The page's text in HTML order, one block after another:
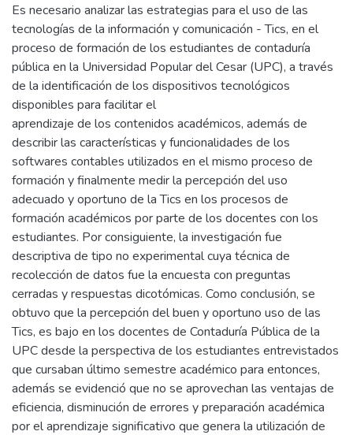
Es necesario analizar las estrategias para el uso de las
tecnologías de la información y comunicación - Tics, en el
proceso de formación de los estudiantes de contaduría
pública en la Universidad Popular del Cesar (UPC), a través
de la identificación de los dispositivos tecnológicos
disponibles para facilitar el
aprendizaje de los contenidos académicos, además de
describir las características y funcionalidades de los
softwares contables utilizados en el mismo proceso de
formación y finalmente medir la percepción del uso
adecuado y oportuno de la Tics en los procesos de
formación académicos por parte de los docentes con los
estudiantes. Por consiguiente, la investigación fue
descriptiva de tipo no experimental cuya técnica de
recolección de datos fue la encuesta con preguntas
cerradas y respuestas dicotómicas. Como conclusión, se
obtuvo que la percepción del buen y oportuno uso de las
Tics, es bajo en los docentes de Contaduría Pública de la
UPC desde la perspectiva de los estudiantes entrevistados
que cursaban último semestre académico para entonces,
además se evidenció que no se aprovechan las ventajas de
eficiencia, disminución de errores y preparación académica
por el aprendizaje significativo que genera la utilización de